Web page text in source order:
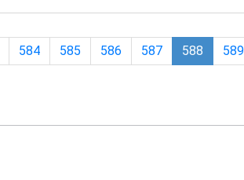
584 585 586 587 588 589